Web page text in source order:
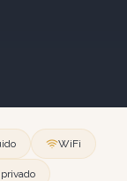
WiFi